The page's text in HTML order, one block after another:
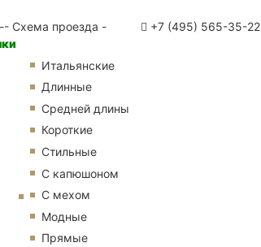
- Схема проезда - +7 (495) 565-35-22
Итальянские
Длинные
Средней длины
Короткие
Стильные
С капюшоном
С мехом
Модные
Прямые